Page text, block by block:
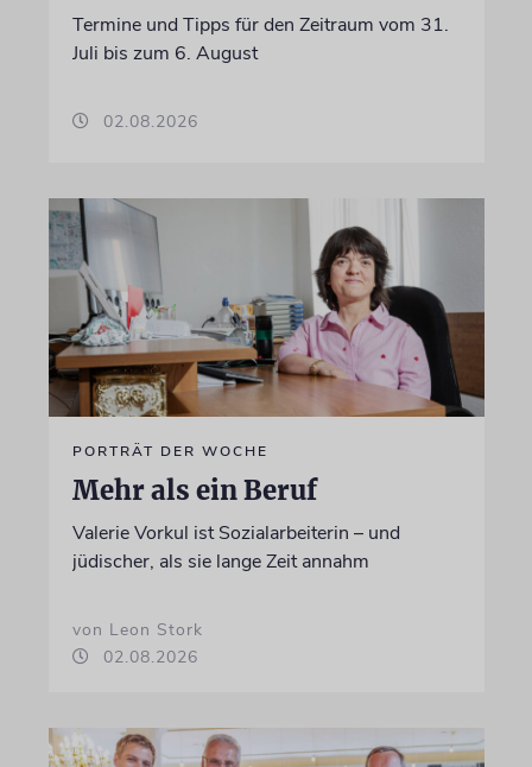
Termine und Tipps für den Zeitraum vom 31.
Juli bis zum 6. August
02.08.2026
PORTRÄT DER WOCHE
Mehr als ein Beruf
Valerie Vorkul ist Sozialarbeiterin – und
jüdischer, als sie lange Zeit annahm
von Leon Stork
02.08.2026